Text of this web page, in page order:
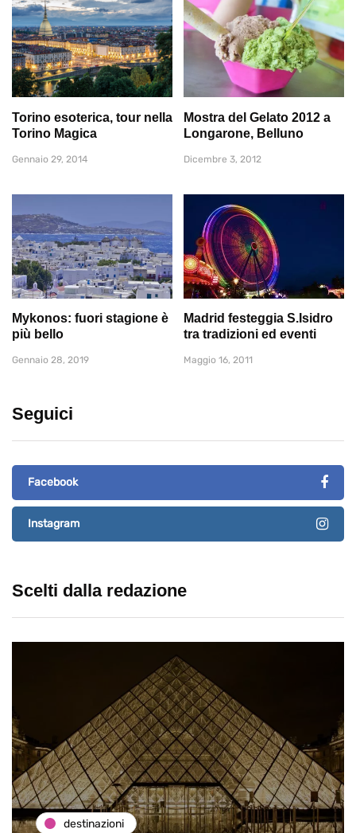
Torino esoterica, tour nella
Torino Magica
Gennaio 29, 2014
Mostra del Gelato 2012 a
Longarone, Belluno
Dicembre 3, 2012
Mykonos: fuori stagione è
più bello
Gennaio 28, 2019
Madrid festeggia S.Isidro
tra tradizioni ed eventi
Maggio 16, 2011
Seguici
Facebook
Instagram
Scelti dalla redazione
destinazioni